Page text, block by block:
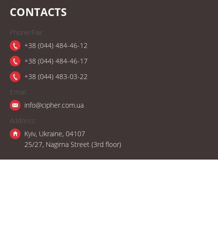
CONTACTS
Phone/Fax:
+38 (044) 484-46-12
+38 (044) 484-46-17
+38 (044) 483-03-22
Email:
info@cipher.com.ua
Address:
Kyiv, Ukraine, 04107
25/27, Nagirna Street (3rd floor)